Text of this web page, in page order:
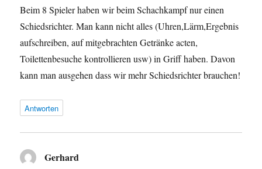
Beim 8 Spieler haben wir beim Schachkampf nur einen
Schiedsrichter. Man kann nicht alles (Uhren,Lärm,Ergebnis
aufschreiben, auf mitgebrachten Getränke acten,
Toilettenbesuche kontrollieren usw) in Griff haben. Davon
kann man ausgehen dass wir mehr Schiedsrichter brauchen!
Antworten
Gerhard